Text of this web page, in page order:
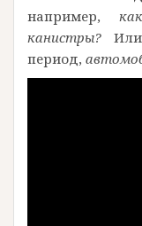
например,
канистры?
период,